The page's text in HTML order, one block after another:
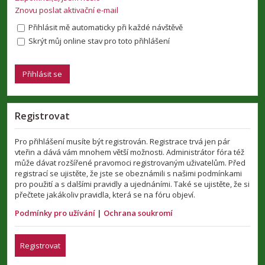
Znovu poslat aktivační e-mail
Přihlásit mě automaticky při každé návštěvě
Skrýt můj online stav pro toto přihlášení
Registrovat
Pro přihlášení musíte být registrován. Registrace trvá jen pár
vteřin a dává vám mnohem větší možnosti. Administrátor fóra též
může dávat rozšířené pravomoci registrovaným uživatelům. Před
registrací se ujistěte, že jste se obeznámili s našimi podmínkami
pro použití a s dalšími pravidly a ujednáními. Také se ujistěte, že si
přečtete jakákoliv pravidla, která se na fóru objeví.
Podmínky pro užívání | Ochrana soukromí
Registrovat